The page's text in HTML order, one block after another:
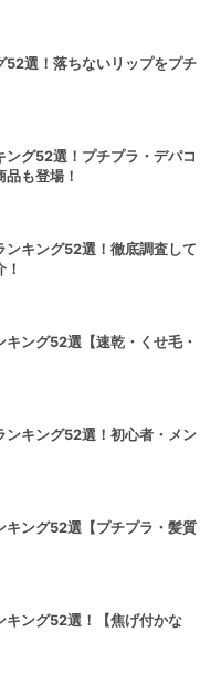
52選！落ちないリップをプチ
グ52選！プチプラ・デパコ
も登場！
ンキング52選！徹底調査して
キング52選【速乾・くせ毛・
ンキング52選！初心者・メン
キング52選【プチプラ・髪質
キング52選！【焦げ付かな